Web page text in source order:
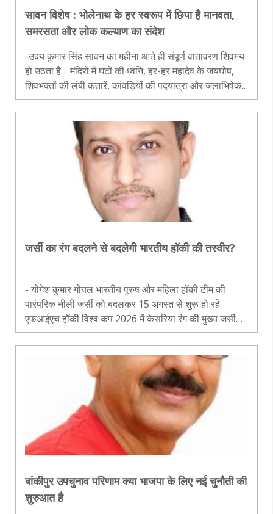
सावन विशेष : भोलेनाथ के हर स्वरूप में छिपा है मानवता,
समरसता और लोक कल्याण का संदेश
-उदय कुमार सिंह सावन का महीना आते ही संपूर्ण वातावरण शिवमय
हो उठता है। मंदिरों में घंटों की ध्वनि, हर-हर महादेव के जयघोष,
शिवभक्तों की लंबी कतारें, कांवड़ियों की पदयात्रा और जलाभिषेक
का उत्साह केवल धार्मिक आस्था का प्रदर्शन नहीं है बल्कि भारतीय..
जर्सी का रंग बदलने से बदलेगी भारतीय हॉकी की तस्वीर?
- योगेश कुमार गोयल भारतीय पुरुष और महिला हॉकी टीम की
पारंपरिक नीली जर्सी को बदलकर 15 अगस्त से शुरू हो रहे
एफआईएच हॉकी विश्व कप 2026 में केसरिया रंग की मुख्य जर्सी
पहनाने के निर्णय ने देशभर में नई बहस छेड़ दी है। यह बहस केवल
खेल तक सीमित नहीं रही है..
बांकीपुर उपचुनाव परिणाम क्या भाजपा के लिए नई चुनौती की
शुरुआत है